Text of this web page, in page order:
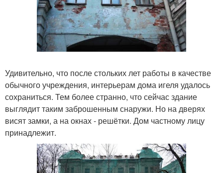
Удивительно, что после стольких лет работы в качестве
обычного учреждения, интерьерам дома игеля удалось
сохраниться. Тем более странно, что сейчас здание
выглядит таким заброшенным снаружи. Но на дверях
висят замки, а на окнах - решётки. Дом частному лицу
принадлежит.